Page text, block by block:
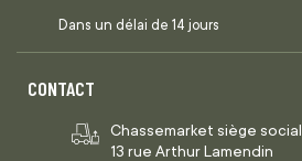
Dans un délai de 14 jours
CONTACT
Chassemarket siège social
13 rue Arthur Lamendin